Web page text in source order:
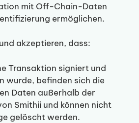
mit Off-Chain-Daten
ermöglichen.
akzeptieren, dass:
Transaktion signiert und
wurde, befinden sich die
Daten außerhalb der
Smithii und können nicht
gelöscht werden.